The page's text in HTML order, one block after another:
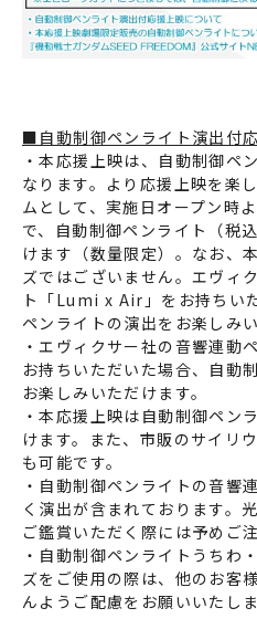
■自動制御ペンライト演出付
・本応援上映は、自動制御ペ
なります。より応援上映を楽
ムとして、実施日オープン時
で、自動制御ペンライト（税
けます（数量限定）。なお、
ズではございません。エヴィ
ト「Lumi x Air」をお持ちい
ペンライトの演出をお楽しみ
・エヴィクサー社の音響連
お持ちいただいた場合、自動
お楽しみいただけます。
・本応援上映は自動制御ペン
けます。また、市販のサイリ
も可能です。
・自動制御ペンライトの音響
く演出が含まれております。
ご鑑賞いただく際には予めご
・自動制御ペンライトうちわ
ズをご使用の際は、他のお客
んようご配慮をお願いいたしま